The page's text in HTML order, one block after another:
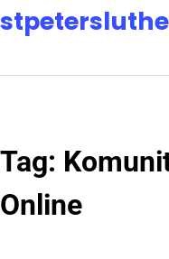
Skip
to
Tag:
Online